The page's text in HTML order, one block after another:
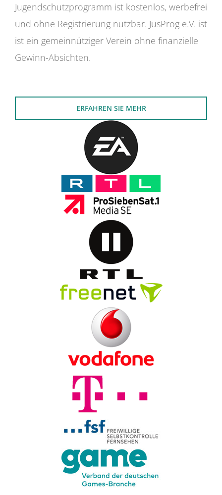
Jugendschutzprogramm ist kostenlos, werbefrei
und ohne Registrierung nutzbar. JusProg e.V. ist
ist ein gemeinnütziger Verein ohne finanzielle
Gewinn-Absichten.
ERFAHREN SIE MEHR